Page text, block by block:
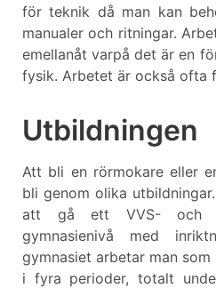
för teknik då man kan
manualer och ritningar.
emellanåt varpå det är en
fysik. Arbetet är också ofta
Utbildningen
Att bli en rörmokare eller
bli genom olika
att gå ett VVS- och
gymnasienivå med
gymnasiet arbetar man
i fyra perioder, totalt